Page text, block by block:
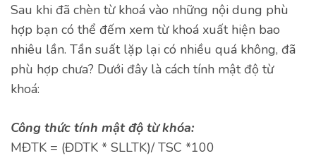
Sau khi đã chèn từ khoá vào những nội dung phù
hợp bạn có thể đếm xem từ khoá xuất hiện bao
nhiêu lần. Tần suất lặp lại có nhiều quá không, đã
phù hợp chưa? Dưới đây là cách tính mật độ từ
khoá:
Công thức tính mật độ từ khóa:
MĐTK = (ĐDTK * SLLTK)/ TSC *100